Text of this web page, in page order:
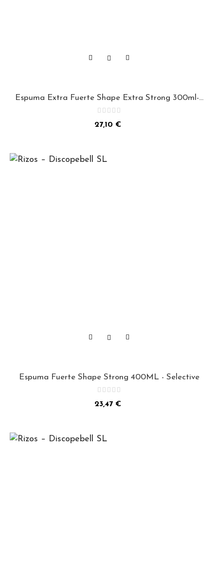
Espuma Extra Fuerte Shape Extra Strong 300ml-...
Precio
27,10 €
Espuma Fuerte Shape Strong 400ML - Selective
Precio
23,47 €